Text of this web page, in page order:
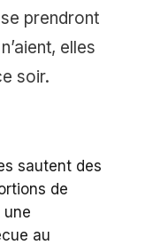
prendront
elles
soir.
sautent des
de
une
au